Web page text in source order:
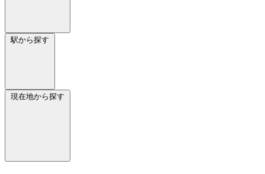
駅から探す
現在地から探す